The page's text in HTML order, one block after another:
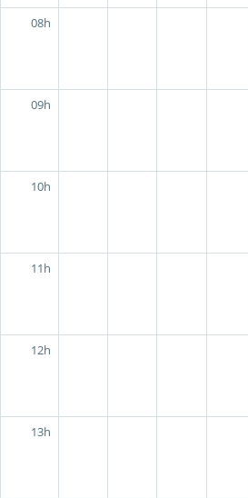
08h
09h
10h
11h
12h
13h